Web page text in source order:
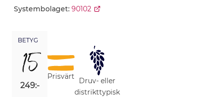
Systembolaget: 90102
BETYG
15
249:-
Prisvärt
Druv- eller
distrikttypisk